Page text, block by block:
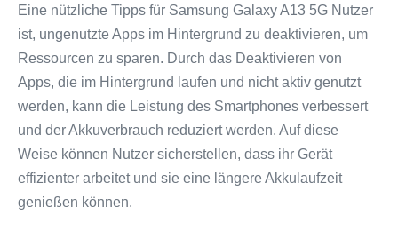
Eine nützliche Tipps für Samsung Galaxy A13 5G Nutzer
ist, ungenutzte Apps im Hintergrund zu deaktivieren, um
Ressourcen zu sparen. Durch das Deaktivieren von
Apps, die im Hintergrund laufen und nicht aktiv genutzt
werden, kann die Leistung des Smartphones verbessert
und der Akkuverbrauch reduziert werden. Auf diese
Weise können Nutzer sicherstellen, dass ihr Gerät
effizienter arbeitet und sie eine längere Akkulaufzeit
genießen können.